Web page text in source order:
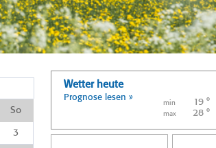
So
3
Wetter heute
Prognose lesen »
min 19 °
max 28 °